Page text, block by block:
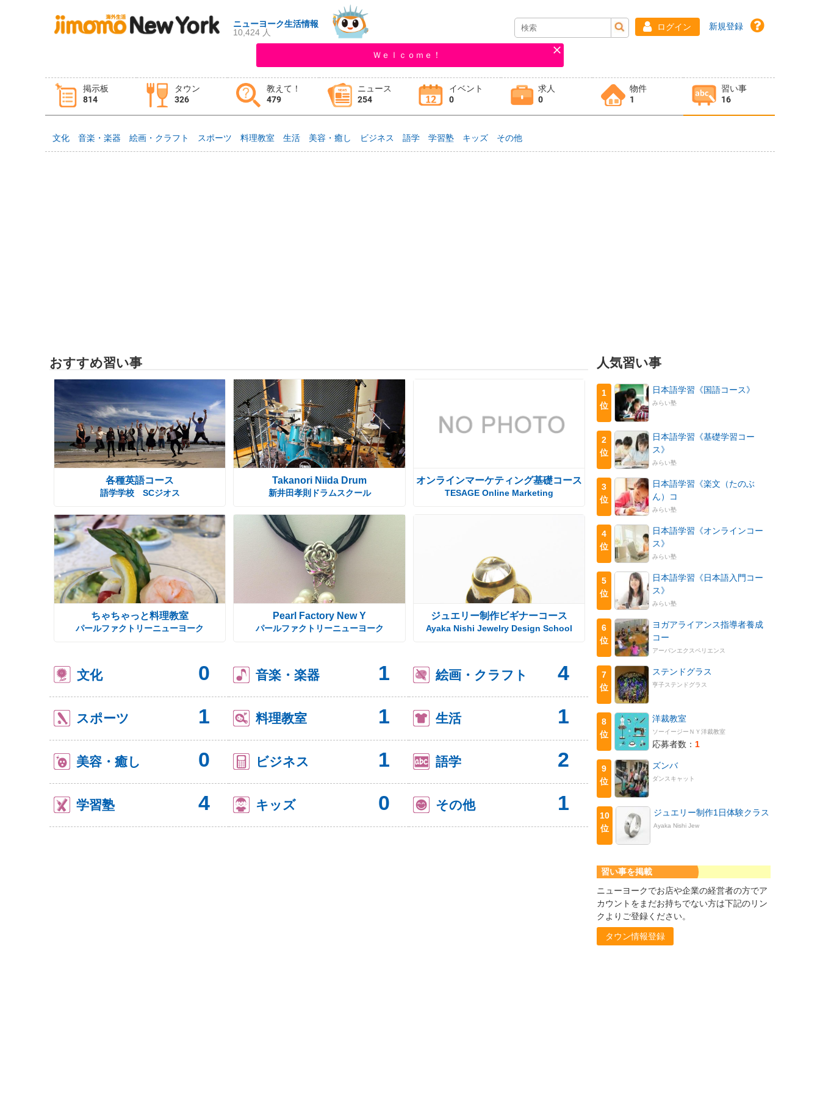
ニューヨーク生活情報
10,424 人
ログイン 新規登録
Ｗｅｌｃｏｍｅ！
掲示板
814
タウン
326
教えて！
479
ニュース
254
イベント
0
求人
0
物件
1
習い事
16
タウン情報
文化 音楽・楽器 絵画・クラフト スポーツ 料理教室 生活 美容・癒し ビジネス 語学 学習塾 キッズ その他
おすすめ習い事
各種英語コース
語学学校 SCジオス
Takanori Niida Drum
新井田孝則ドラムスクール
オンラインマーケティング基礎コース
TESAGE Online Marketing
ちゃちゃっと料理教室
パールファクトリーニューヨーク
Pearl Factory New Y
パールファクトリーニューヨーク
ジュエリー制作ビギナーコース
Ayaka Nishi Jewelry Design School
文化 0 音楽・楽器 1 絵画・クラフト 4
スポーツ 1 料理教室 1 生活 1
美容・癒し 0 ビジネス 1 語学 2
学習塾 4 キッズ 0 その他 1
人気習い事
1
位
日本語学習《国語コース》
みらい塾
2
位
日本語学習《基礎学習コー
ス》
みらい塾
3
位
日本語学習《楽文（たのぶ
ん）コ
みらい塾
4
位
日本語学習《オンラインコー
ス》
みらい塾
5
位
日本語学習《日本語入門コー
ス》
みらい塾
6
位
ヨガアライアンス指導者養成
コー
アーバンエクスペリエンス
7
位
ステンドグラス
亨子ステンドグラス
8
位
洋裁教室
ソーイージーＮＹ洋裁教室
応募者数： 1
9
位
ズンバ
ダンスキャット
10
位
ジュエリー制作1日体験クラス
Ayaka Nishi Jew
習い事を掲載
ニューヨークでお店や企業の経営者の方でア
カウントをまだお持ちでない方は下記のリン
クよりご登録ください。
タウン情報登録